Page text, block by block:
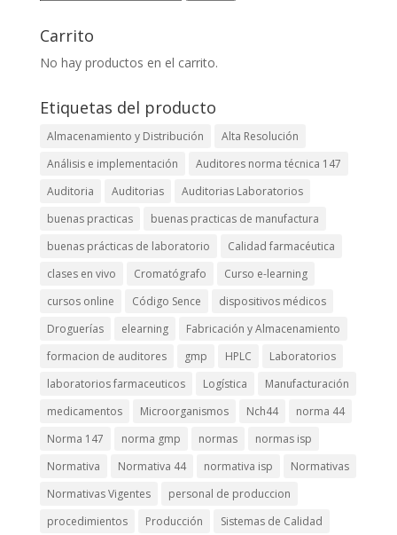
Carrito
No hay productos en el carrito.
Etiquetas del producto
Almacenamiento y Distribución
Alta Resolución
Análisis e implementación
Auditores norma técnica 147
Auditoria
Auditorias
Auditorias Laboratorios
buenas practicas
buenas practicas de manufactura
buenas prácticas de laboratorio
Calidad farmacéutica
clases en vivo
Cromatógrafo
Curso e-learning
cursos online
Código Sence
dispositivos médicos
Droguerías
elearning
Fabricación y Almacenamiento
formacion de auditores
gmp HPLC
Laboratorios
laboratorios farmaceuticos
Logística
Manufacturación
medicamentos
Microorganismos Nch44
norma 44
Norma 147
norma gmp normas
normas isp
Normativa
Normativa 44 normativa isp
Normativas
Normativas Vigentes
personal de produccion
procedimientos
Producción
Sistemas de Calidad